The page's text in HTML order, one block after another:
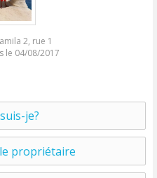
2, rue 1
le 04/08/2017
je?
propriétaire